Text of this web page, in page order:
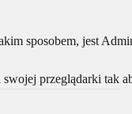
sposobem, jest
przeglądarki tak